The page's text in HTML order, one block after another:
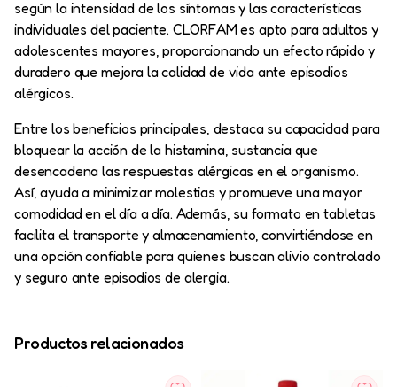
según la intensidad de los síntomas y las características
individuales del paciente. CLORFAM es apto para adultos y
adolescentes mayores, proporcionando un efecto rápido y
duradero que mejora la calidad de vida ante episodios
alérgicos.
Entre los beneficios principales, destaca su capacidad para
bloquear la acción de la histamina, sustancia que
desencadena las respuestas alérgicas en el organismo.
Así, ayuda a minimizar molestias y promueve una mayor
comodidad en el día a día. Además, su formato en tabletas
facilita el transporte y almacenamiento, convirtiéndose en
una opción confiable para quienes buscan alivio controlado
y seguro ante episodios de alergia.
Productos relacionados